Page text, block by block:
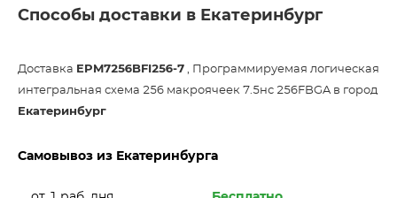
Способы доставки в Екатеринбург
Доставка EPM7256BFI256-7 , Программируемая логическая
интегральная схема 256 макроячеек 7.5нс 256FBGA в город
Екатеринбург
Самовывоз из Екатеринбурга